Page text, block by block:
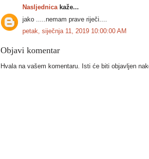
Nasljednica kaže...
jako .....nemam prave riječi....
petak, siječnja 11, 2019 10:00:00 AM
Objavi komentar
Hvala na vašem komentaru. Isti će biti objavljen